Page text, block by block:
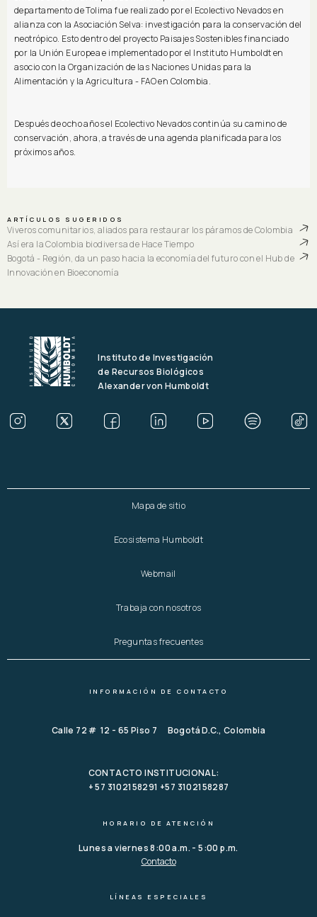
departamento de Tolima fue realizado por el Ecolectivo Nevados en
alianza con la Asociación Selva: investigación para la conservación del
neotrópico. Esto dentro del proyecto Paisajes Sostenibles financiado
por la Unión Europea e implementado por el Instituto Humboldt en
asocio con la Organización de las Naciones Unidas para la
Alimentación y la Agricultura - FAO en Colombia.
Después de ocho años el Ecolectivo Nevados continúa su camino de
conservación, ahora, a través de una agenda planificada para los
próximos años.
ARTÍCULOS SUGERIDOS
Viveros comunitarios, aliados para restaurar los páramos de Colombia
Así era la Colombia biodiversa de Hace Tiempo
Bogotá - Región, da un paso hacia la economía del futuro con el Hub de
Innovación en Bioeconomía
Instituto de Investigación
de Recursos Biológicos
Alexander von Humboldt
Mapa de sitio
Ecosistema Humboldt
Webmail
Trabaja con nosotros
Preguntas frecuentes
INFORMACIÓN DE CONTACTO
Calle 72 # 12 - 65 Piso 7 Bogotá D.C., Colombia
CONTACTO INSTITUCIONAL:
+ 57 3102158291 +57 3102158287
HORARIO DE ATENCIÓN
Lunes a viernes 8:00 a.m. - 5:00 p.m.
Contacto
LÍNEAS ESPECIALES